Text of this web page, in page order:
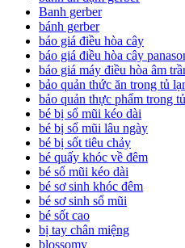
Banh gerber
bánh gerber
báo giá điều hòa cây
báo giá điều hòa cây
báo giá máy điều hòa âm
bảo quản thức ăn trong tủ
bảo quản thực phẩm trong
bé bị sổ mũi kéo dài
bé bị sổ mũi lâu ngày
bé bị sốt tiêu chảy
bé quấy khóc về đêm
bé sổ mũi kéo dài
bé sơ sinh khóc đêm
bé sơ sinh sổ mũi
bé sốt cao
bị tay chân miệng
blossomy